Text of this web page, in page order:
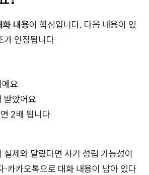
화 내용이 핵심입니다. 다음 내용이 있
가 인정됩니다
요
받았어요
2배 됩니다
실제와 달랐다면 사기 성립 가능성이
·카카오톡으로 대화 내용이 남아 있다